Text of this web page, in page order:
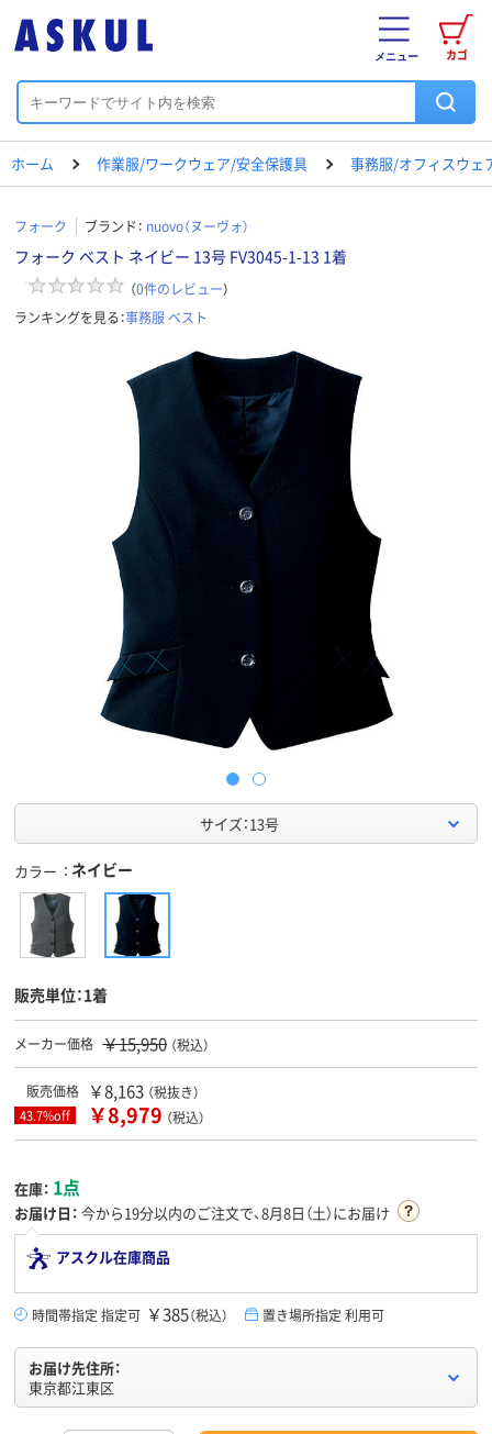
カゴ
メニュー
ホーム 作業服/ワークウェア/安全保護具 事務服/オフィスウェ
フォーク ブランド： nuovo（ヌーヴォ）
フォーク ベスト ネイビー 13号 FV3045-1-13 1着
（0件のレビュー）
ランキングを見る：事務服 ベスト
サイズ：13号
カラー ネイビー
販売単位：1着
メーカー価格 ￥15,950 （税込）
販売価格 ￥8,163 （税抜き）
43.7%off ￥8,979 （税込）
在庫： 1点
お届け日： 今から19分以内のご注文で、8月8日（土）にお届け
アスクル在庫商品
時間帯指定 指定可 ￥385（税込） 置き場所指定 利用可
お届け先住所：
東京都江東区